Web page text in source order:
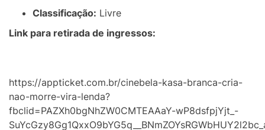
Classificação: Livre
Link para retirada de ingressos:
https://appticket.com.br/cinebela-kasa-branca-cria-
nao-morre-vira-lenda?
fbclid=PAZXh0bgNhZW0CMTEAAaY-wP8dsfpjYjt_-